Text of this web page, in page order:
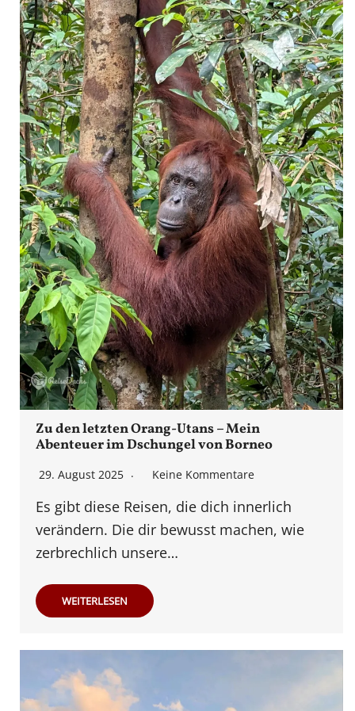
Zu den letzten Orang-Utans – Mein
Abenteuer im Dschungel von Borneo
29. August 2025 Keine Kommentare
Es gibt diese Reisen, die dich innerlich
verändern. Die dir bewusst machen, wie
zerbrechlich unsere…
WEITERLESEN